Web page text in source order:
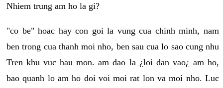
Nhiem trung am ho la gi?
"co be" hoac hay con goi la vung cua chinh minh, nam
ben trong cua thanh moi nho, ben sau cua lo sao cung nhu
Tren khu vuc hau mon. am dao la ¿loi dan vao¿ am ho,
bao quanh lo am ho doi voi moi rat lon va moi nho. Luc